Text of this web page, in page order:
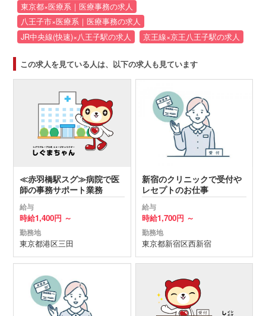
東京都×医療系｜医療事務の求人
八王子市×医療系｜医療事務の求人
JR中央線(快速)×八王子駅の求人
京王線×京王八王子駅の求人
この求人を見ている人は、以下の求人も見ています
≪赤羽橋駅スグ≫病院で医
師の事務サポート業務
給与
時給1,400円 ～
勤務地
東京都港区三田
新宿のクリニックで受付や
レセプトのお仕事
給与
時給1,700円 ～
勤務地
東京都新宿区西新宿